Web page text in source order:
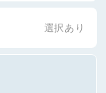
選択あり